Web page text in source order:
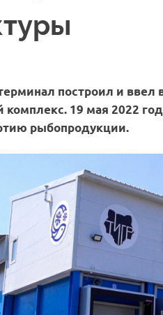
построил и ввел
комплекс. 19 мая 2022
рыбопродукции.